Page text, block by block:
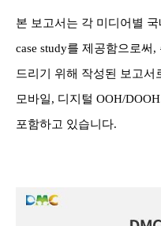
본 보고서는 각 미디어별
case study를 제공함으로써
드리기 위해 작성된 보고서
모바일, 디지털 OOH/
포함하고 있습니다.